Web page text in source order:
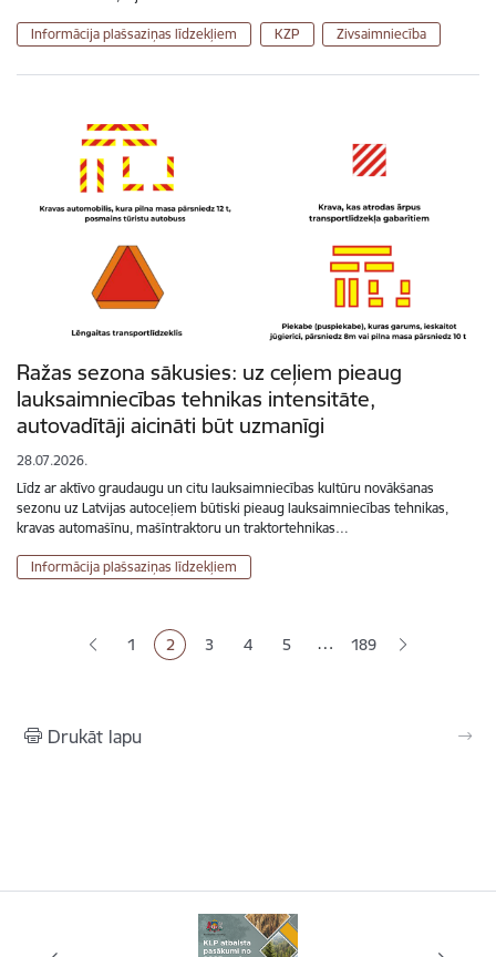
Informācija plašsaziņas līdzekļiem KZP Zivsaimniecība
Ražas sezona sākusies: uz ceļiem pieaug
lauksaimniecības tehnikas intensitāte,
autovadītāji aicināti būt uzmanīgi
28.07.2026.
Līdz ar aktīvo graudaugu un citu lauksaimniecības kultūru novākšanas
sezonu uz Latvijas autoceļiem būtiski pieaug lauksaimniecības tehnikas,
kravas automašīnu, mašīntraktoru un traktortehnikas…
Informācija plašsaziņas līdzekļiem
Lapa
1 Pašreizējā lapa
2 Lapa
3 Lapa
4 Lapa
5 … 189
Drukāt lapu